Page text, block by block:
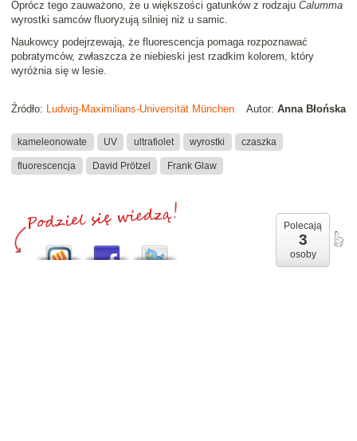
Oprócz tego zauważono, że u większości gatunków z rodzaju Calumma
wyrostki samców fluoryzują silniej niż u samic.
Naukowcy podejrzewają, że fluorescencja pomaga rozpoznawać
pobratymców, zwłaszcza że niebieski jest rzadkim kolorem, który
wyróżnia się w lesie.
Autor: Anna Błońska
Źródło: Ludwig-Maximilians-Universität München
kameleonowate UV ultrafiolet wyrostki czaszka
fluorescencja David Prötzel Frank Glaw
Polecają
3
osoby